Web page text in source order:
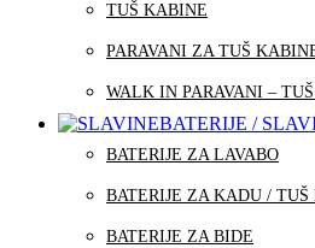
TUŠ KABINE
PARAVANI ZA TUŠ
WALK IN PARAVANI –
BATERIJE /
BATERIJE ZA LAVABO
BATERIJE ZA KADU / TUŠ
BATERIJE ZA BIDE